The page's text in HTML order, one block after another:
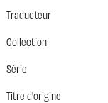
Traducteur
Collection
Série
Titre d'origine